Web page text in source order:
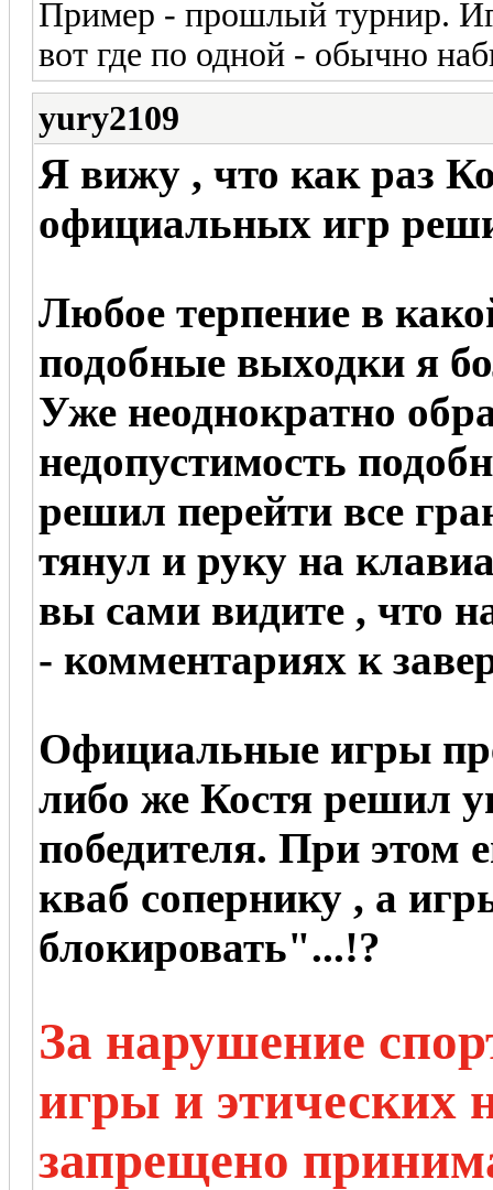
Пример - прошлый турнир.
вот где по одной - обычно
yury2109
Я вижу , что как раз
официальных игр
Любое терпение в
подобные выходки я
Уже неоднократно
недопустимость
решил перейти все
тянул и руку на
вы сами видите , что
- комментариях к
Официальные игры
либо же Костя решил
победителя. При этом
кваб сопернику , а
блокировать"...!?
За нарушение
игры и этических
запрещено